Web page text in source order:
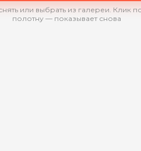
или выбрать из галереи. Клик
полотну — показывает снова